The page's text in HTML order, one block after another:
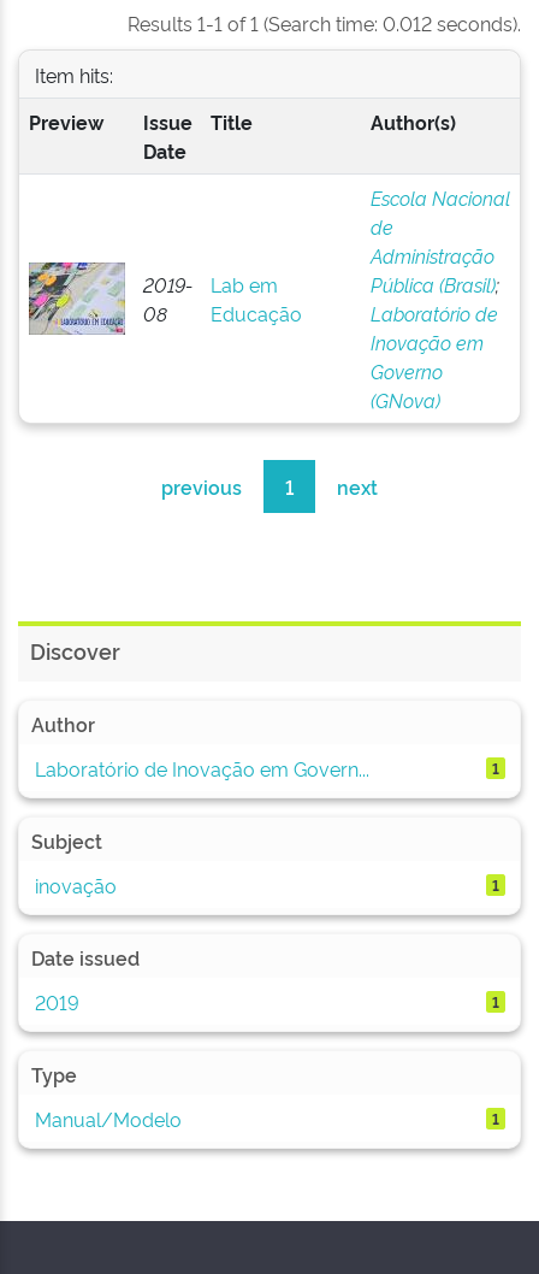
Results 1-1 of 1 (Search time: 0.012 seconds).
Item hits:
Preview
Issue
Date
Title Author(s)
2019-
08
Lab em
Educação
Escola Nacional
de
Administração
Pública (Brasil);
Laboratório de
Inovação em
Governo
(GNova)
previous 1 next
Discover
Author
Laboratório de Inovação em Govern...
1
Subject
inovação
1
Date issued
2019
1
Type
Manual/Modelo
1